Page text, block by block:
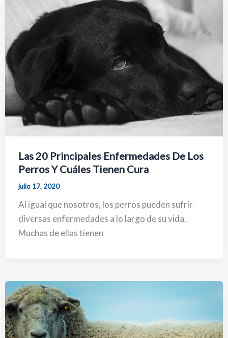
Las 20 Principales Enfermedades De Los
Perros Y Cuáles Tienen Cura
julio 17, 2020
Al igual que nosotros, los perros pueden sufrir
diversas enfermedades a lo largo de su vida.
Muchas de ellas tienen